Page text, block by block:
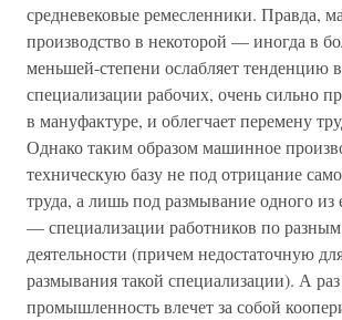
средневековые ремесленники. Правда,
производство в некоторой — иногда в
меньшей-степени ослабляет тенденцию
специализации рабочих, очень сильно
в мануфактуре, и облегчает перемену
Однако таким образом машинное
техническую базу не под отрицание
труда, а лишь под размывание одного из
— специализации работников по
деятельности (причем недостаточную
размывания такой специализации). А раз
промышленность влечет за собой